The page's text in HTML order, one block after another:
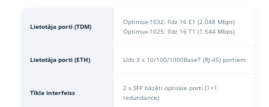
Lietotāja porti (TDM)
Optimux-1032: līdz 16 E1 (2.048 Mbps)
Optimux-1025: līdz 16 T1 (1.544 Mbps)
Lietotāja porti (ETH) Līdz 3 x 10/100/1000BaseT (RJ-45) portiem
Tīkla interfeiss
2 x SFP bāzēti optiskie porti (1+1
redundance)